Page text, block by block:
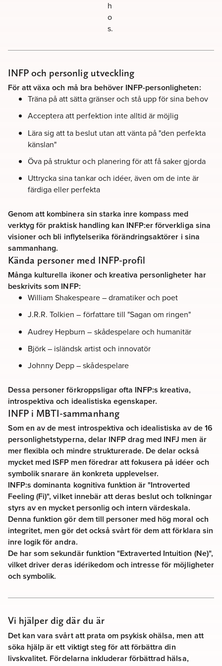
h
o
s.
INFP och personlig utveckling
För att växa och må bra behöver INFP-personligheten:
Träna på att sätta gränser och stå upp för sina behov
Acceptera att perfektion inte alltid är möjlig
Lära sig att ta beslut utan att vänta på "den perfekta
känslan"
Öva på struktur och planering för att få saker gjorda
Uttrycka sina tankar och idéer, även om de inte är
färdiga eller perfekta
Genom att kombinera sin starka inre kompass med
verktyg för praktisk handling kan INFP:er förverkliga sina
visioner och bli inflytelserika förändringsaktörer i sina
sammanhang.
Kända personer med INFP-profil
Många kulturella ikoner och kreativa personligheter har
beskrivits som INFP:
William Shakespeare – dramatiker och poet
J.R.R. Tolkien – författare till "Sagan om ringen"
Audrey Hepburn – skådespelare och humanitär
Björk – isländsk artist och innovatör
Johnny Depp – skådespelare
Dessa personer förkroppsligar ofta INFP:s kreativa,
introspektiva och idealistiska egenskaper.
INFP i MBTI-sammanhang
Som en av de mest introspektiva och idealistiska av de 16
personlighetstyperna, delar INFP drag med INFJ men är
mer flexibla och mindre strukturerade. De delar också
mycket med ISFP men föredrar att fokusera på idéer och
symbolik snarare än konkreta upplevelser.
INFP:s dominanta kognitiva funktion är "Introverted
Feeling (Fi)", vilket innebär att deras beslut och tolkningar
styrs av en mycket personlig och intern värdeskala.
Denna funktion gör dem till personer med hög moral och
integritet, men gör det också svårt för dem att förklara sin
inre logik för andra.
De har som sekundär funktion "Extraverted Intuition (Ne)",
vilket driver deras idérikedom och intresse för möjligheter
och symbolik.
Vi hjälper dig där du är
Det kan vara svårt att prata om psykisk ohälsa, men att
söka hjälp är ett viktigt steg för att förbättra din
livskvalitet. Fördelarna inkluderar förbättrad hälsa,